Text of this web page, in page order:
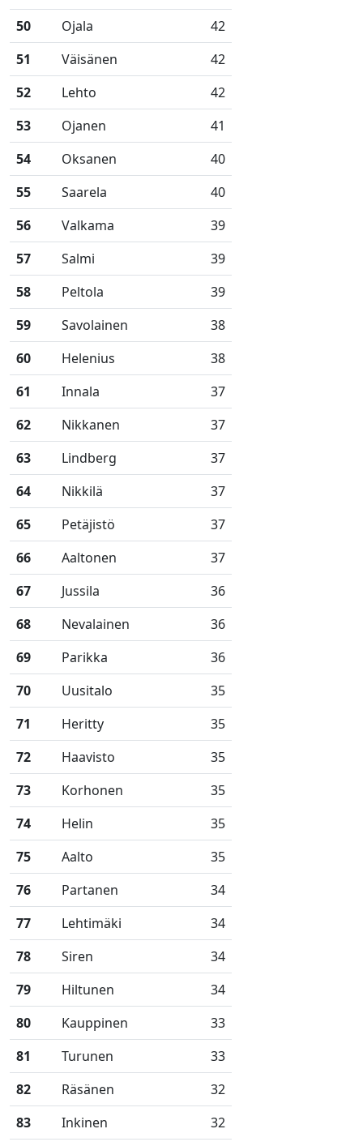
50
Ojala
42
51
Väisänen
42
52
Lehto
42
53
Ojanen
41
54
Oksanen
40
55
Saarela
40
56
Valkama
39
57
Salmi
39
58
Peltola
39
59
Savolainen
38
60
Helenius
38
61
Innala
37
62
Nikkanen
37
63
Lindberg
37
64
Nikkilä
37
65
Petäjistö
37
66
Aaltonen
37
67
Jussila
36
68
Nevalainen
36
69
Parikka
36
70
Uusitalo
35
71
Heritty
35
72
Haavisto
35
73
Korhonen
35
74
Helin
35
75
Aalto
35
76
Partanen
34
77
Lehtimäki
34
78
Siren
34
79
Hiltunen
34
80
Kauppinen
33
81
Turunen
33
82
Räsänen
32
83
Inkinen
32